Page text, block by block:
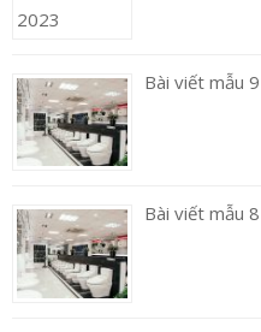
Bài viết mẫu 9
Bài viết mẫu 8